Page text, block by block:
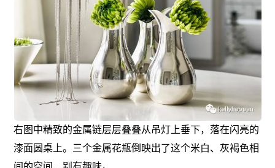
右图中精致的金属链层层叠叠从吊灯上垂下，落在闪亮的
漆面圆桌上。三个金属花瓶倒映出了这个米白、灰褐色相